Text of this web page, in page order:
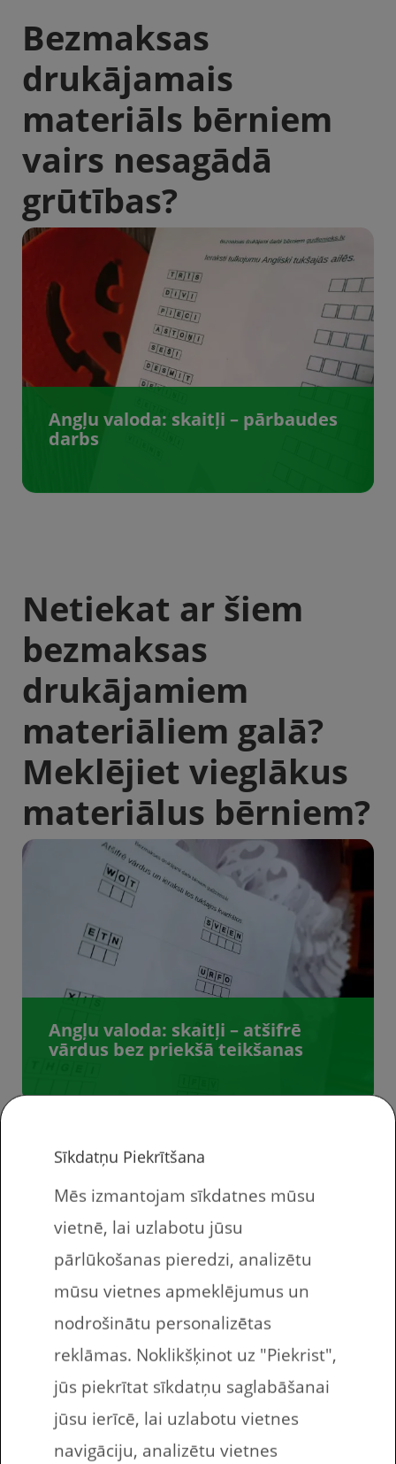
Bezmaksas
drukājamais
materiāls bērniem
vairs nesagādā
grūtības?
Angļu valoda: skaitļi – pārbaudes
darbs
Netiekat ar šiem
bezmaksas
drukājamiem
materiāliem galā?
Meklējiet vieglākus
materiālus bērniem?
Angļu valoda: skaitļi – atšifrē
vārdus bez priekšā teikšanas
Nosūti uz e-pastu
bezmaksas
drukājamās darba
lapas bērniem!
Bezmaksas drukājamie darba lapas angļu
Sīkdatņu Piekrītšana
Mēs izmantojam sīkdatnes mūsu
vietnē, lai uzlabotu jūsu
pārlūkošanas pieredzi, analizētu
mūsu vietnes apmeklējumus un
nodrošinātu personalizētas
reklāmas. Noklikšķinot uz "Piekrist",
jūs piekrītat sīkdatņu saglabāšanai
jūsu ierīcē, lai uzlabotu vietnes
navigāciju, analizētu vietnes